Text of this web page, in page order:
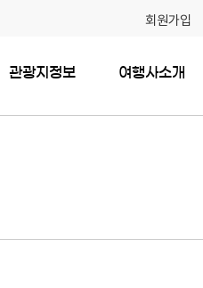
회원가입
관광지정보 여행사소개